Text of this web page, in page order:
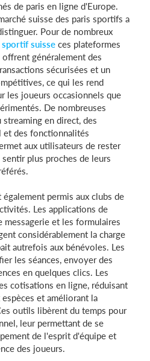
de paris en ligne d'Europe.
suisse des paris sportifs a
Pour de nombreux
suisse ces plateformes
généralement des
sécurisées et un
ce qui les rend
les joueurs occasionnels que
De nombreuses
en direct, des
et des fonctionnalités
aux utilisateurs de rester
plus proches de leurs
permis aux clubs de
Les applications de
messagerie et les formulaires
considérablement la charge
autrefois aux bénévoles. Les
les séances, envoyer des
en quelques clics. Les
cotisations en ligne, réduisant
et améliorant la
outils libèrent du temps pour
leur permettant de se
de l'esprit d'équipe et
des joueurs.